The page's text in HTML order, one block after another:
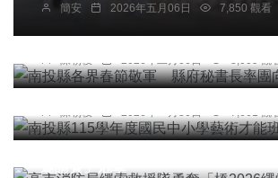
簡安 2026年五月06日 7,850 觀看
南投縣各界春節敬軍 縣府秘書長率
感謝
陳朝枝 2026年二月06日 8,009 觀
文教
南投縣115學年度國民中小學藝術才
陳朝枝 2026年一月30日 7,661 觀
綜合新聞
高市消防局繩索救援隊勇奪「橋2026